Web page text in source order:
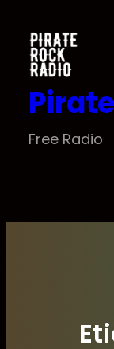
contenido
Free Radio